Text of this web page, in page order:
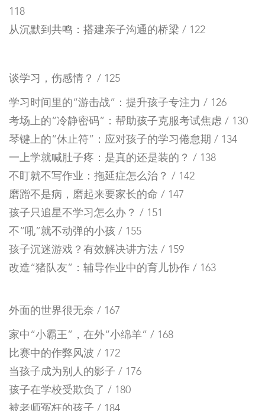
118
从沉默到共鸣：搭建亲子沟通的桥梁 / 122
谈学习，伤感情？ / 125
学习时间里的“游击战”：提升孩子专注力 / 126
考场上的“冷静密码”：帮助孩子克服考试焦虑 / 130
琴键上的“休止符”：应对孩子的学习倦怠期 / 134
一上学就喊肚子疼：是真的还是装的？ / 138
不盯就不写作业：拖延症怎么治？ / 142
磨蹭不是病，磨起来要家长的命 / 147
孩子只追星不学习怎么办？ / 151
不“吼”就不动弹的小孩 / 155
孩子沉迷游戏？有效解决讲方法 / 159
改造“猪队友”：辅导作业中的育儿协作 / 163
外面的世界很无奈 / 167
家中“小霸王”，在外“小绵羊” / 168
比赛中的作弊风波 / 172
当孩子成为别人的影子 / 176
孩子在学校受欺负了 / 180
被老师冤枉的孩子 / 184